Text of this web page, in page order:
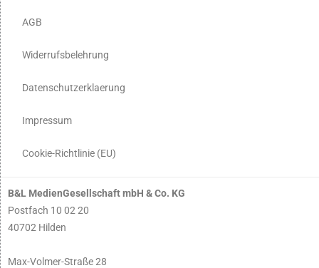
AGB
Widerrufsbelehrung
Datenschutzerklaerung
Impressum
Cookie-Richtlinie (EU)
B&L MedienGesellschaft mbH & Co. KG
Postfach 10 02 20
40702 Hilden
Max-Volmer-Straße 28